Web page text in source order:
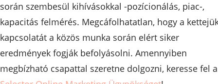
során szembesül kihívásokkal -pozícionálás, piac-,
kapacitás felmérés. Megcáfolhatatlan, hogy a
kapcsolatát a közös munka során elért siker
eredmények fogják befolyásolni. Amennyiben
megbízható csapattal szeretne dolgozni, keresse fel a